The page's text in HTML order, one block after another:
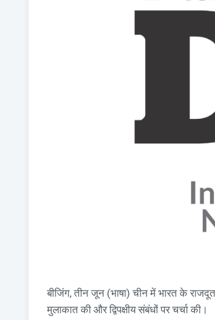
बीजिंग, तीन जून (भाषा) चीन में भारत के
मुलाकात की और द्विपक्षीय संबंधों पर चर्चा की।